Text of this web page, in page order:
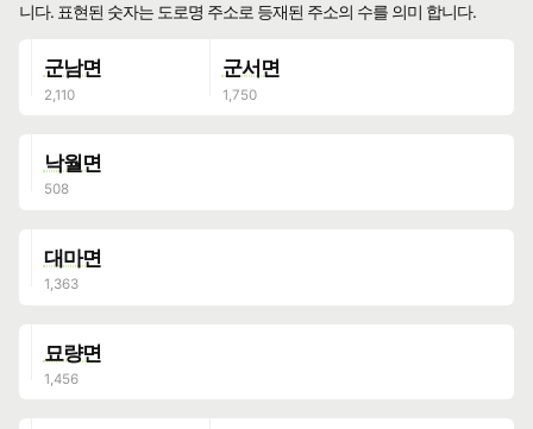
니다. 표현된 숫자는 도로명 주소로 등재된 주소의 수를 의미 합니다.
군남면 군서면
낙월면
대마면
묘량면